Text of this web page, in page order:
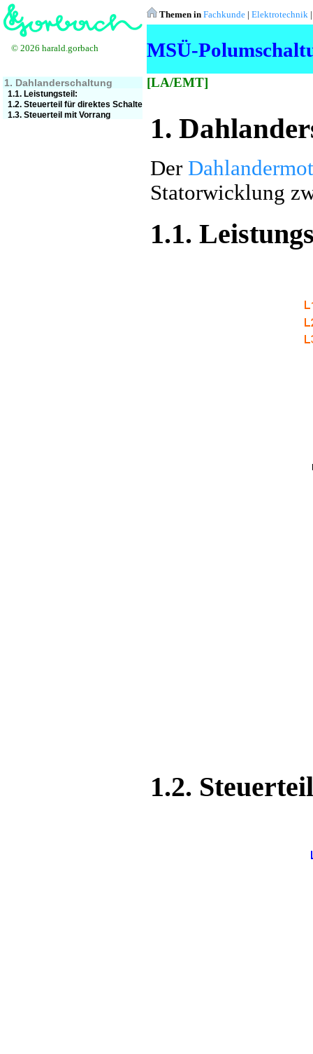
Themen in Fachkunde | Elektrotechnik
MSÜ-
[LA/EMT]
© 2026 harald.gorbach
1. Dahlanderschaltung
1.1. Leistungsteil:
1.2. Steuerteil für direktes Schalten
1.3. Steuerteil mit Vorrang
1.
Der
Statorwicklung
1.1.
1.2.